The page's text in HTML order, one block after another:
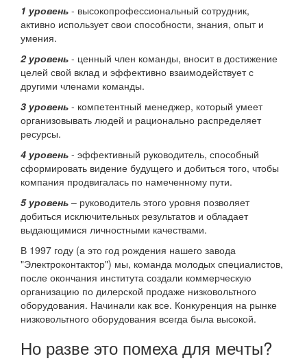
1 уровень - высокопрофессиональный сотрудник,
активно использует свои способности, знания, опыт и
умения.
2 уровень - ценный член команды, вносит в достижение
целей свой вклад и эффективно взаимодействует с
другими членами команды.
3 уровень - компетентный менеджер, который умеет
организовывать людей и рационально распределяет
ресурсы.
4 уровень - эффективный руководитель, способный
сформировать видение будущего и добиться того, чтобы
компания продвигалась по намеченному пути.
5 уровень – руководитель этого уровня позволяет
добиться исключительных результатов и обладает
выдающимися личностными качествами.
В 1997 году (а это год рождения нашего завода
"Электроконтактор") мы, команда молодых специалистов,
после окончания института создали коммерческую
организацию по дилерской продаже низковольтного
оборудования. Начинали как все. Конкуренция на рынке
низковольтного оборудования всегда была высокой.
Но разве это помеха для мечты?